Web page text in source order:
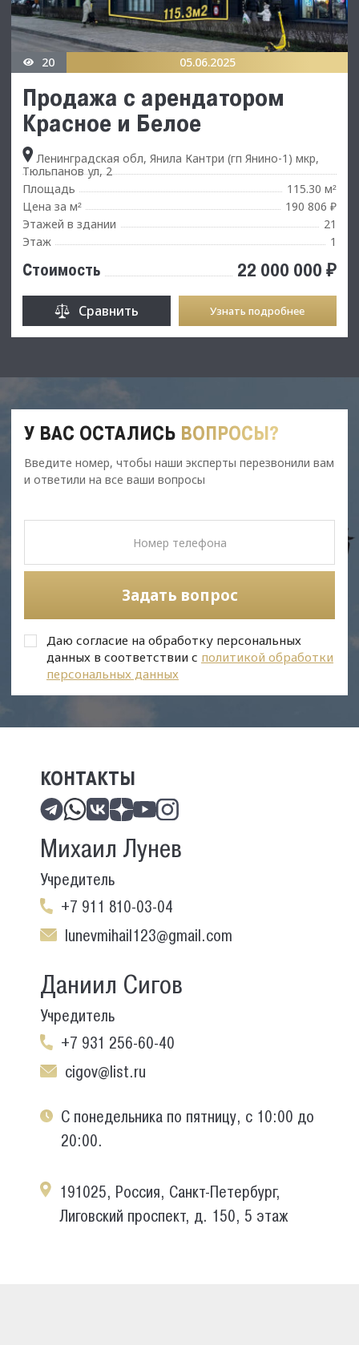
20 05.06.2025
Продажа с арендатором
Красное и Белое
Ленинградская обл, Янила Кантри (гп Янино-1) мкр,
Тюльпанов ул, 2
Площадь
115.30 м²
Цена за м²
190 806 ₽
Этажей в здании
21
Этаж
1
Стоимость 22 000 000 ₽
Сравнить Узнать подробнее
У ВАС ОСТАЛИСЬ ВОПРОСЫ?
Введите номер, чтобы наши эксперты перезвонили вам
и ответили на все ваши вопросы
Задать вопрос
Даю согласие на обработку персональных
данных в соответствии с политикой обработки
персональных данных
КОНТАКТЫ
Михаил Лунев
Учредитель
+7 911 810-03-04
lunevmihail123@gmail.com
Даниил Сигов
Учредитель
+7 931 256-60-40
cigov@list.ru
С понедельника по пятницу, с 10:00 до
20:00.
191025, Россия, Санкт-Петербург,
Лиговский проспект, д. 150, 5 этаж